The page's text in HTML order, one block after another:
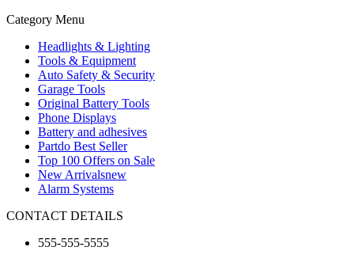
Category Menu
Headlights & Lighting
Tools & Equipment
Auto Safety & Security
Garage Tools
Original Battery Tools
Phone Displays
Battery and adhesives
Partdo Best Seller
Top 100 Offers on Sale
New Arrivalsnew
Alarm Systems
CONTACT DETAILS
555-555-5555